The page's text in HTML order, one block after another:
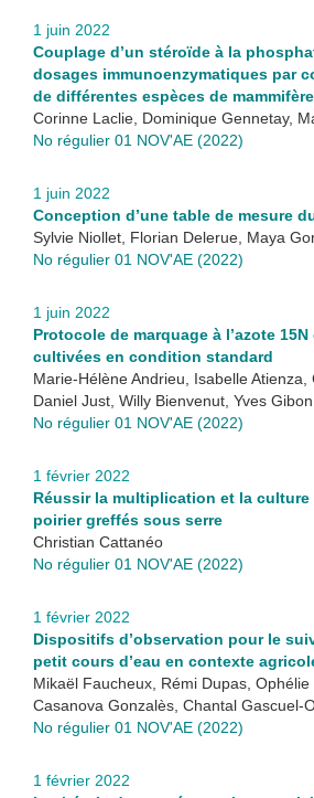
1 juin 2022
Couplage d’un stéroïde à la
dosages immunoenzymatiques par
de différentes espèces de
Corinne Laclie, Dominique Gennetay,
No régulier 01 NOV'AE (2022)
1 juin 2022
Conception d’une table de mesure
Sylvie Niollet, Florian Delerue, Maya
No régulier 01 NOV'AE (2022)
1 juin 2022
Protocole de marquage à l’azote
cultivées en condition standard
Marie-Hélène Andrieu, Isabelle
Daniel Just, Willy Bienvenut, Yves
No régulier 01 NOV'AE (2022)
1 février 2022
Réussir la multiplication et la
poirier greffés sous serre
Christian Cattanéo
No régulier 01 NOV'AE (2022)
1 février 2022
Dispositifs d’observation pour le
petit cours d’eau en contexte
Mikaël Faucheux, Rémi Dupas,
Casanova Gonzalès, Chantal Gascuel-
No régulier 01 NOV'AE (2022)
1 février 2022